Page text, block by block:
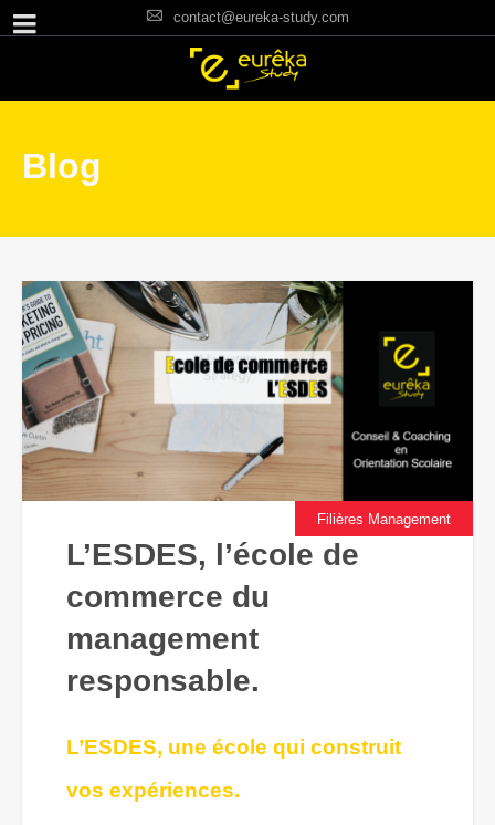
contact@eureka-study.com
Blog
Filières Management
L’ESDES, l’école de
commerce du
management
responsable.
L’ESDES, une école qui construit
vos expériences.